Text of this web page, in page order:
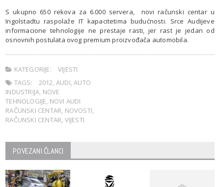
S ukupno 650 rekova za 6.000 servera, novi računski centar u
Ingolstadtu raspolaže IT kapacitetima budućnosti. Srce Audijeve
informacione tehnologije ne prestaje rasti, jer rast je jedan od
osnovnih postulata ovog premium proizvođača automobila.
KATEGORIJE:
VIJESTI
TAGS:
2012,AUDI,AUTO
INDUSTRIJA, NOVE
TEHNOLOGIJE, NOVI AUDI
RAČUNSKI CENTAR, NOVOSTI,
RAČUNSKI CENTAR, VIJESTI
POVEZANI ČLANCI